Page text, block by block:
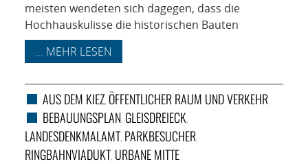
meisten wendeten sich dagegen, dass die
Hochhauskulisse die historischen Bauten
... MEHR LESEN
AUS DEM KIEZ, ÖFFENTLICHER RAUM UND VERKEHR
BEBAUUNGSPLAN, GLEISDREIECK,
LANDESDENKMALAMT, PARKBESUCHER,
RINGBAHNVIADUKT, URBANE MITTE